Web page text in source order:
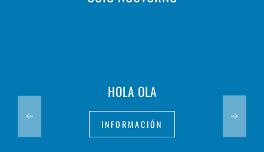
HOLA OLA
INFORMACIÓN